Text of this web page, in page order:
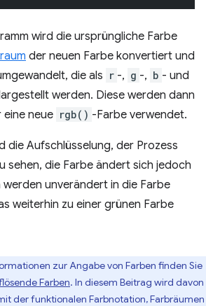
wird die ursprüngliche Farbe
der neuen Farbe konvertiert und
die als r -, g -, b - und
werden. Diese werden dann
neue rgb() -Farbe verwendet.
die Aufschlüsselung, der Prozess
sehen, die Farbe ändert sich jedoch
werden unverändert in die Farbe
weiterhin zu einer grünen Farbe
zur Angabe von Farben finden Sie
Farben. In diesem Beitrag wird davon
der funktionalen Farbnotation, Farbräumen